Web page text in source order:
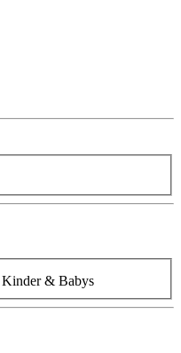
Kinder & Babys